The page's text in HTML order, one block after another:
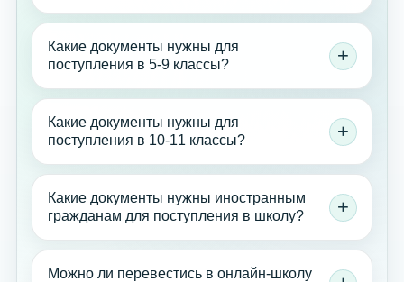
Какие документы нужны для
поступления в 5-9 классы?
Какие документы нужны для
поступления в 10-11 классы?
Какие документы нужны иностранным
гражданам для поступления в школу?
Можно ли перевестись в онлайн-школу